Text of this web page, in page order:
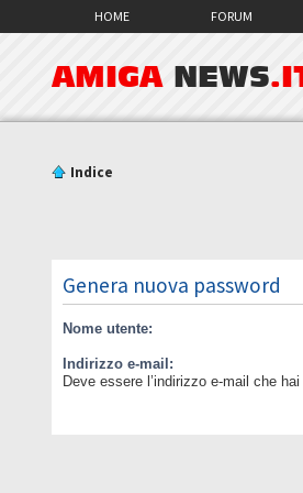
HOME FORUM
AMIGA NEWS
Indice
Genera nuova password
Nome utente:
Indirizzo e-mail:
Deve essere l’indirizzo e-mail che